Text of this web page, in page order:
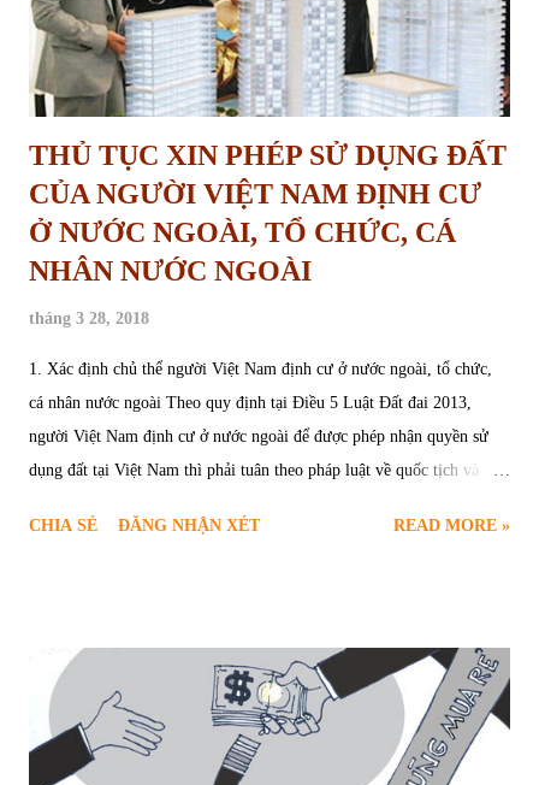
Việ...
THỦ TỤC XIN PHÉP SỬ DỤNG ĐẤT
CỦA NGƯỜI VIỆT NAM ĐỊNH CƯ
Ở NƯỚC NGOÀI, TỔ CHỨC, CÁ
NHÂN NƯỚC NGOÀI
tháng 3 28, 2018
1. Xác định chủ thể người Việt Nam định cư ở nước ngoài, tổ chức,
cá nhân nước ngoài Theo quy định tại Điều 5 Luật Đất đai 2013,
người Việt Nam định cư ở nước ngoài để được phép nhận quyền sử
dụng đất tại Việt Nam thì phải tuân theo pháp luật về quốc tịch và
quyền sử dụng đất, nhận chuyển quyền sử dụng đất theo quy định
Luật quốc tịch Việt Nam năm 2014, người Việt Nam định cư ở nước
ngoài mà chưa mất quốc tịch Việt Nam theo quy định của pháp luật
Việt Nam trước ngày 26 tháng 6 năm 2014 Luật này có hiệu lực thì
vẫn còn quốc tịch Việt Nam. Người Việt Nam định cư ở nước ngoài
CHIA SẺ ĐĂNG NHẬN XÉT READ MORE »